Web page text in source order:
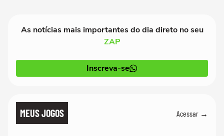
As notícias mais importantes do dia direto no seu
ZAP
Inscreva-se
MEUS JOGOS Acessar →